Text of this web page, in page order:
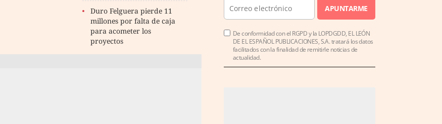
Duro Felguera pierde 11
millones por falta de caja
para acometer los
proyectos
APUNTARME
De conformidad con el RGPD y la LOPDGDD, EL LEÓN
DE EL ESPAÑOL PUBLICACIONES, S.A. tratará los datos
facilitados con la finalidad de remitirle noticias de
actualidad.